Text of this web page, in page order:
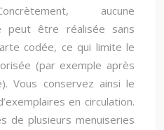
aucune
peut être réalisée sans
codée, ce qui limite le
(par exemple après
Vous conservez ainsi le
en circulation.
de plusieurs menuiseries